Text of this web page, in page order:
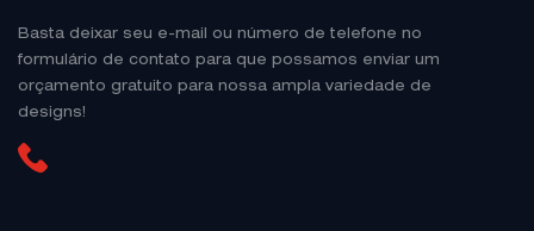
Basta deixar seu e-mail ou número de telefone no
formulário de contato para que possamos enviar um
orçamento gratuito para nossa ampla variedade de
designs!